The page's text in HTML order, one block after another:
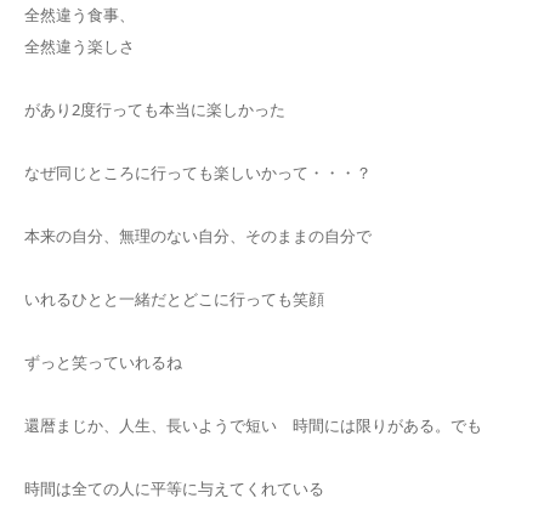
全然違う食事、
全然違う楽しさ
があり2度行っても本当に楽しかった
なぜ同じところに行っても楽しいかって・・・？
本来の自分、無理のない自分、そのままの自分で
いれるひとと一緒だとどこに行っても笑顔
ずっと笑っていれるね
還暦まじか、人生、長いようで短い 時間には限りがある。でも
時間は全ての人に平等に与えてくれている